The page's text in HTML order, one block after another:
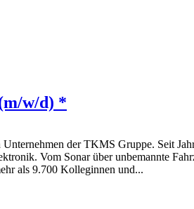
w/d) *
der TKMS Gruppe. Seit
Vom Sonar über unbemannte
als 9.700 Kolleginnen und...